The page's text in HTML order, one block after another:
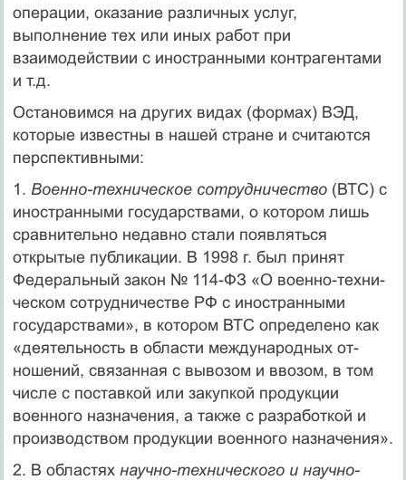
операции, оказание раз­личных услуг,
выполнение тех или иных работ при
взаимодействии с иностранными контрагентами
и т.д.
Остановимся на других видах (формах) ВЭД,
которые известны в нашей стране и считаются
перспективными:
1. Военно-техниче­ское сотрудничество (ВТС) с
иностранными государствами, о котором лишь
сравнительно недавно стали появляться
открытые публикации. В 1998 г. был принят
Федеральный закон № 114-ФЗ «О военно-техни­
ческом сотрудничестве РФ с иностранными
государствами», в кото­ром ВТС определено как
«деятельность в области международных от­
ношений, связанная с вывозом и ввозом, в том
числе с поставкой или закупкой продукции
военного назначения, а также с разработкой и
производством продукции военного назначения».
2. В областях научно-технического и научно-